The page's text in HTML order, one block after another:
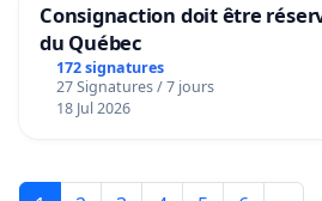
Consignaction doit être
du Québec
172 signatures
27 Signatures / 7 jours
18 Jul 2026